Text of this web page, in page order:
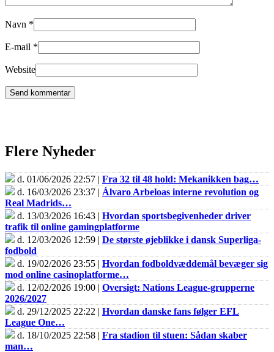
Navn *
E-mail *
Website
Flere Nyheder
d. 01/06/2026 22:57 | Fra 32 til 48 hold: Mekanikken bag…
d. 16/03/2026 23:37 | Álvaro Arbeloas interne revolution og
Real Madrids…
d. 13/03/2026 16:43 | Hvordan sportsbegivenheder driver
trafik til online gamingplatforme
d. 12/03/2026 12:59 | De største øjeblikke i dansk Superliga-
fodbold
d. 19/02/2026 23:55 | Hvordan fodboldvæddemål bevæger sig
mod online casinoplatforme…
d. 12/02/2026 19:00 | Oversigt: Nations League-grupperne
2026/2027
d. 29/12/2025 22:22 | Hvordan danske fans følger EFL
League One…
d. 18/10/2025 22:58 | Fra stadion til stuen: Sådan skaber
man…